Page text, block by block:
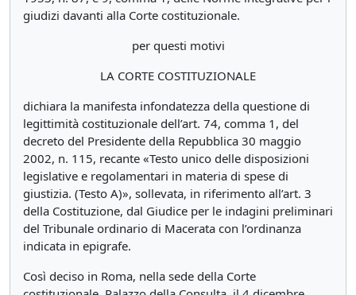
giudizi davanti alla Corte costituzionale.
per questi motivi
LA CORTE COSTITUZIONALE
dichiara la manifesta infondatezza della questione di
legittimità costituzionale dell’art. 74, comma 1, del
decreto del Presidente della Repubblica 30 maggio
2002, n. 115, recante «Testo unico delle disposizioni
legislative e regolamentari in materia di spese di
giustizia. (Testo A)», sollevata, in riferimento all’art. 3
della Costituzione, dal Giudice per le indagini preliminari
del Tribunale ordinario di Macerata con l’ordinanza
indicata in epigrafe.
Così deciso in Roma, nella sede della Corte